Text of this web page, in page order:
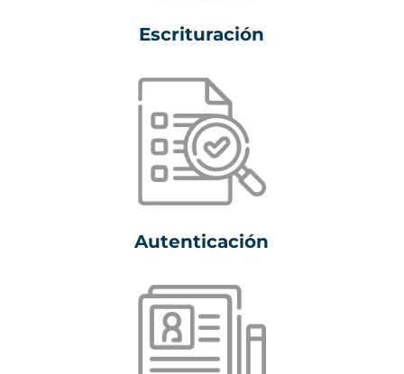
Escrituración
Autenticación